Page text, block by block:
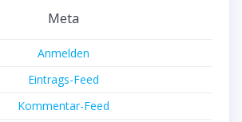
Meta
Anmelden
Eintrags-Feed
Kommentar-Feed